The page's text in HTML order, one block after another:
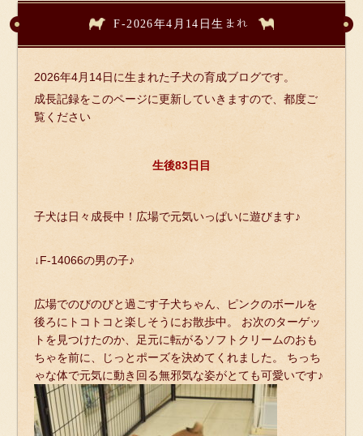
F-2026年4月14日生まれ
2026年4月14日に生まれた子犬の育成ブログです。
成長記録をこのページに更新していきますので、都度ご
覧ください
生後83日目
子犬は日々成長中！広場で元気いっぱいに遊びます♪
↓F-14066の男の子♪
広場でのびのびと過ごす子犬ちゃん、ピンクのボールを
後ろにトコトコと楽しそうにお散歩中。 お次のターゲッ
トを見つけたのか、足元に転がるソフトクリームのおも
ちゃを前に、じっとポーズを決めてくれました。 ちっち
ゃな体で元気に動き回る無邪気な姿がとても可愛いです♪